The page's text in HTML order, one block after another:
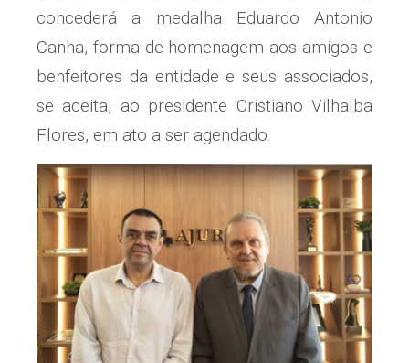
concederá a medalha Eduardo Antonio
Canha, forma de homenagem aos amigos e
benfeitores da entidade e seus associados,
se aceita, ao presidente Cristiano Vilhalba
Flores, em ato a ser agendado.